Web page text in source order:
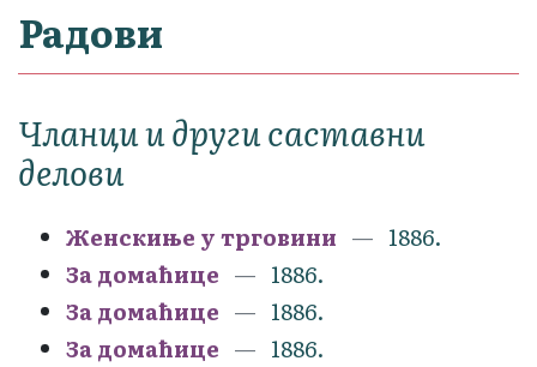
Радови
Чланци и други саставни
делови
Женскиње у трговини
1886.
За домаћице
1886.
За домаћице
1886.
За домаћице
1886.